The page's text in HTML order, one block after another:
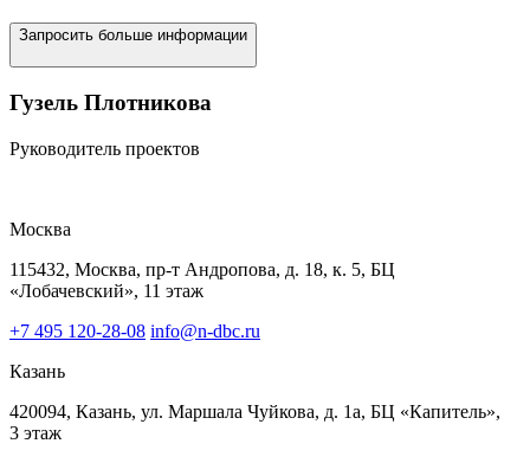
Запросить больше информации
Гузель Плотникова
Руководитель проектов
Москва
115432, Москва, пр-т Андропова, д. 18, к. 5, БЦ
«Лобачевский», 11 этаж
+7 495 120-28-08 info@n-dbc.ru
Казань
420094, Казань, ул. Маршала Чуйкова, д. 1а, БЦ «Капитель»,
3 этаж